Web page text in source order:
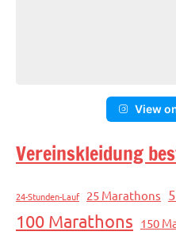
View
Vereinskleidung
24-Stunden-Lauf 25 Marathons
100 Marathons 150